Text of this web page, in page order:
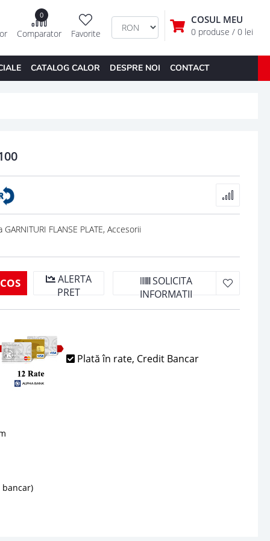
COSUL MEU
0 produse / 0 lei
Favorite
0
Comparator
CATALOG CALOR DESPRE NOI CONTACT
FLANSE PLATE, Accesorii
ALERTA
PRET
SOLICITA
INFORMATII
Plată în rate, Credit Bancar